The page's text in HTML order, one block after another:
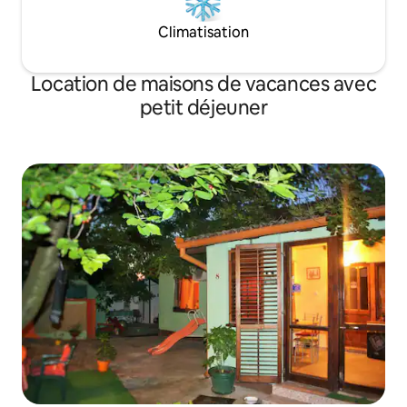
Climatisation
Location de maisons de vacances avec
petit déjeuner